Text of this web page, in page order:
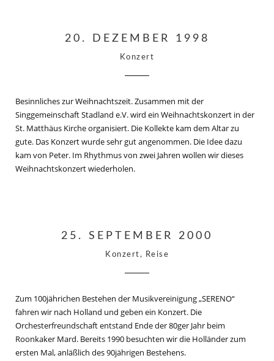
20. DEZEMBER 1998
Konzert
Besinnliches zur Weihnachtszeit. Zusammen mit der
Singgemeinschaft Stadland e.V. wird ein Weihnachtskonzert in der
St. Matthäus Kirche organisiert. Die Kollekte kam dem Altar zu
gute. Das Konzert wurde sehr gut angenommen. Die Idee dazu
kam von Peter. Im Rhythmus von zwei Jahren wollen wir dieses
Weihnachtskonzert wiederholen.
25. SEPTEMBER 2000
Konzert, Reise
Zum 100jährichen Bestehen der Musikvereinigung „SERENO“
fahren wir nach Holland und geben ein Konzert. Die
Orchesterfreundschaft entstand Ende der 80ger Jahr beim
Roonkaker Mard. Bereits 1990 besuchten wir die Holländer zum
ersten Mal, anläßlich des 90jährigen Bestehens.